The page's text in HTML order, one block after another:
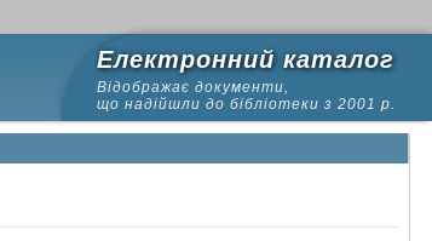
Електронний каталог
Відображає документи,
що надійшли до бібліотеки з 2001 р.